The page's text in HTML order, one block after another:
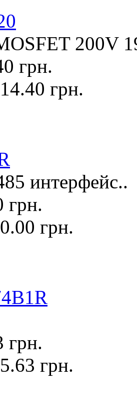
200V
грн.
грн.
интерфейс..
грн.
грн.
грн.
грн.